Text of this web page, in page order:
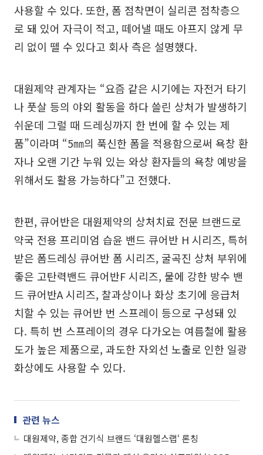
사용할 수 있다. 또한, 폼 점착면이 실리콘 점착층으
로 돼 있어 자극이 적고, 떼어낼 때도 아프지 않게 무
리 없이 뗄 수 있다고 회사 측은 설명했다.
대원제약 관계자는 “요즘 같은 시기에는 자전거 타기
나 풋살 등의 야외 활동을 하다 쓸린 상처가 발생하기
쉬운데 그럴 때 드레싱까지 한 번에 할 수 있는 제
품”이라며 “5㎜의 푹신한 폼을 적용함으로써 욕창 환
자나 오랜 기간 누워 있는 와상 환자들의 욕창 예방을
위해서도 활용 가능하다”고 전했다.
한편, 큐어반은 대원제약의 상처치료 전문 브랜드로
약국 전용 프리미엄 습윤 밴드 큐어반 H 시리즈, 특허
받은 폼드레싱 큐어반 폼 시리즈, 굴곡진 상처 부위에
좋은 고탄력밴드 큐어반F 시리즈, 물에 강한 방수 밴
드 큐어반A 시리즈, 찰과상이나 화상 초기에 응급처
치할 수 있는 큐어반 번 스프레이 등으로 구성돼 있
다. 특히 번 스프레이의 경우 다가오는 여름철에 활용
도가 높은 제품으로, 과도한 자외선 노출로 인한 일광
화상에도 사용할 수 있다.
관련 뉴스
대원제약, 종합 건기식 브랜드 ‘대원헬스랩‘ 론칭